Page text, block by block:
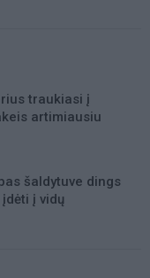
traukiasi į
artimiausiu
šaldytuve dings
į vidų